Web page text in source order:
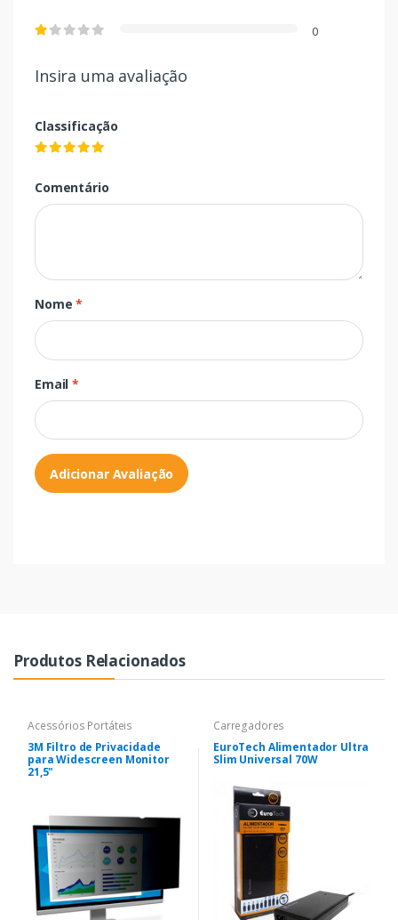
0
Insira uma avaliação
Classificação
Comentário
Nome*
Email*
Adicionar Avaliação
Produtos Relacionados
Acessórios Portáteis
3M Filtro de Privacidade
para Widescreen Monitor
21,5"
Carregadores
EuroTech Alimentador Ultra
Slim Universal 70W